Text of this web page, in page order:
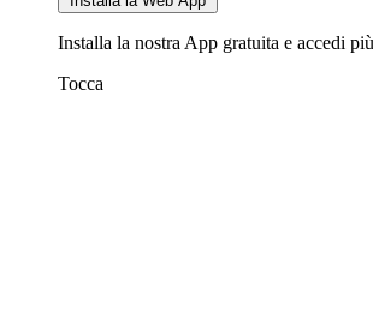
Installa la nostra App gratuita e accedi
Tocca